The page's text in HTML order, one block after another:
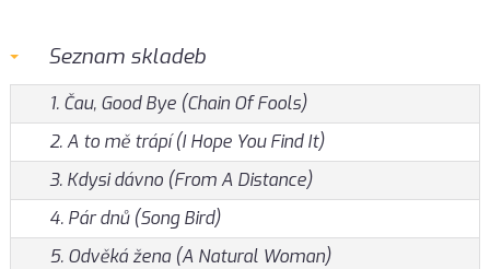
Seznam skladeb
1. Čau, Good Bye (Chain Of Fools)
2. A to mě trápí (I Hope You Find It)
3. Kdysi dávno (From A Distance)
4. Pár dnů (Song Bird)
5. Odvěká žena (A Natural Woman)